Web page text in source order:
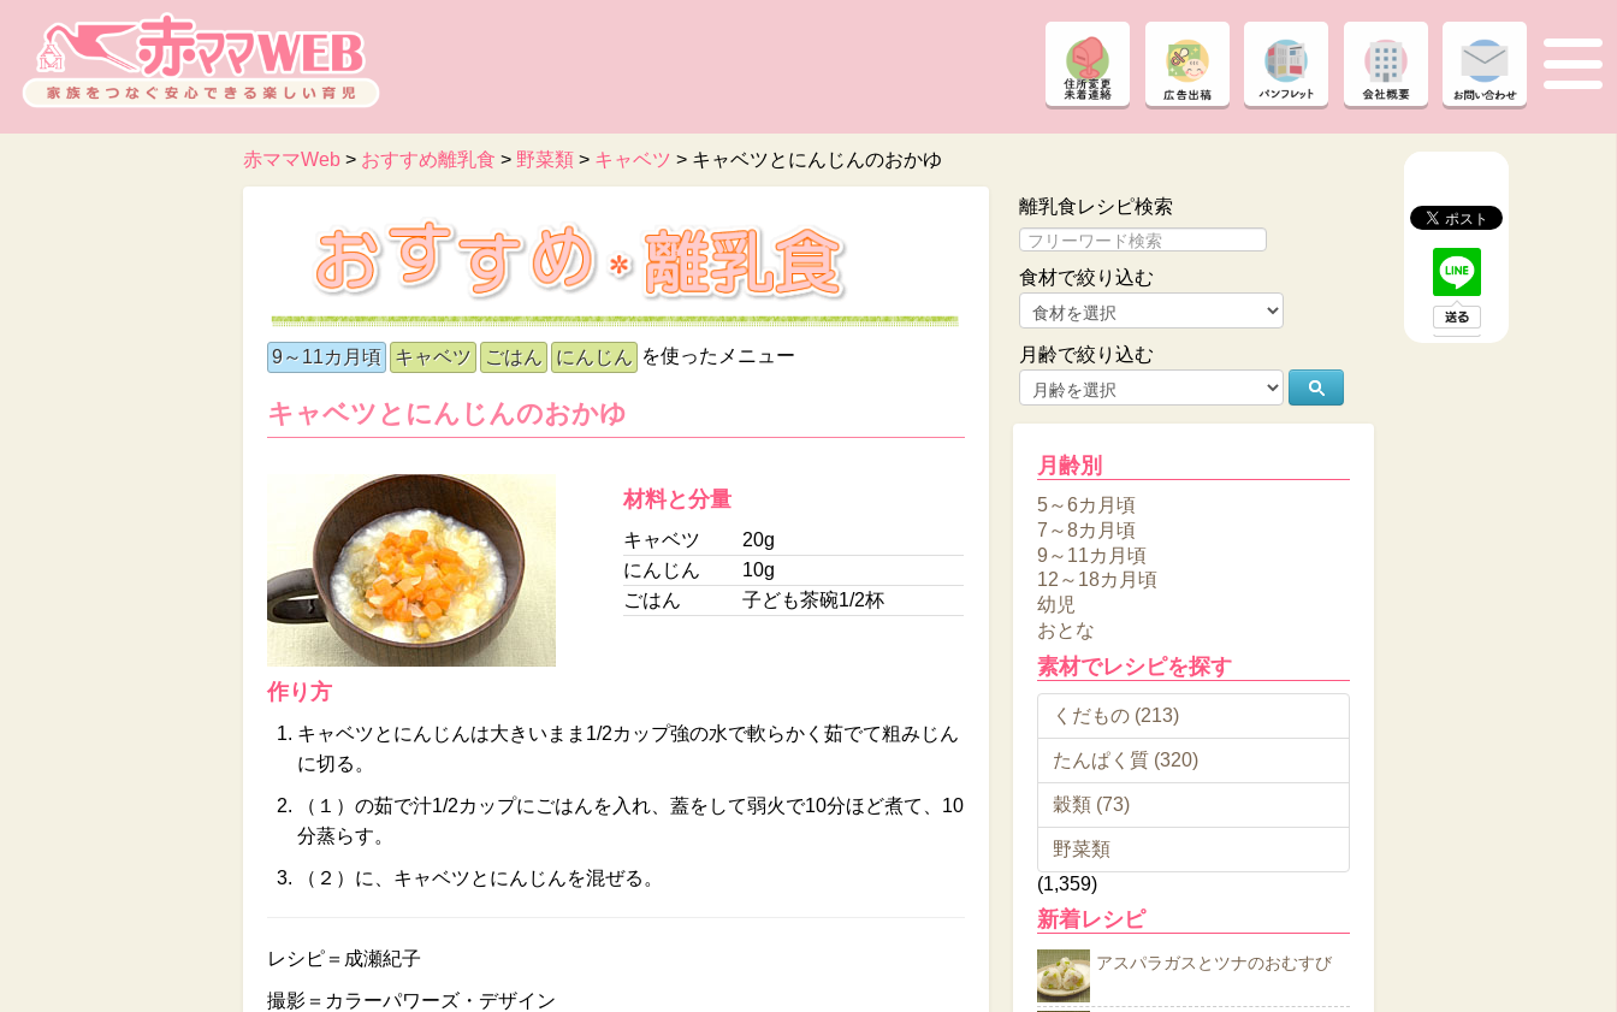
赤ママWeb > おすすめ離乳食 > 野菜類 > キャベツ > キャベツとにんじんのおかゆ
9～11カ月頃 キャベツ ごはん にんじん を使ったメニュー
キャベツとにんじんのおかゆ
材料と分量
キャベツ
20g
にんじん
10g
ごはん
子ども茶碗1/2杯
作り方
キャベツとにんじんは大きいまま1/2カップ強の水で軟らかく茹でて粗みじん
に切る。
（１）の茹で汁1/2カップにごはんを入れ、蓋をして弱火で10分ほど煮て、10
分蒸らす。
（２）に、キャベツとにんじんを混ぜる。
レシピ＝成瀬紀子
撮影＝カラーパワーズ・デザイン
離乳食レシピ検索
食材で絞り込む
月齢で絞り込む
月齢別
5～6カ月頃
7～8カ月頃
9～11カ月頃
12～18カ月頃
幼児
おとな
素材でレシピを探す
くだもの (213)
たんぱく質 (320)
穀類 (73)
野菜類
(1,359)
新着レシピ
アスパラガスとツナのおむすび